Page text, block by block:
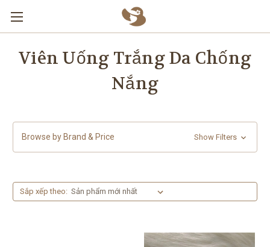
Skip to main content
Viên Uống Trắng Da Chống
Nắng
Browse by Brand & Price Show Filters
Sắp xếp theo: